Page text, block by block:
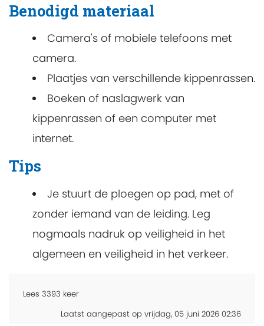
Benodigd materiaal
Camera's of mobiele telefoons met
camera.
Plaatjes van verschillende kippenrassen.
Boeken of naslagwerk van
kippenrassen of een computer met
internet.
Tips
Je stuurt de ploegen op pad, met of
zonder iemand van de leiding. Leg
nogmaals nadruk op veiligheid in het
algemeen en veiligheid in het verkeer.
Lees 3393 keer
Laatst aangepast op vrijdag, 05 juni 2026 02:36